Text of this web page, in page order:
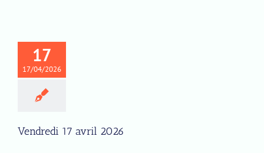
17
17/04/2026
Vendredi 17 avril 2026